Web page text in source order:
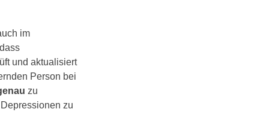
im
und aktualisiert
Person bei
zu
zu